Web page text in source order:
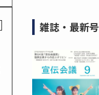
雑誌・最新号